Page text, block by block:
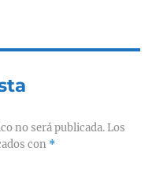
no será publicada. Los
con *